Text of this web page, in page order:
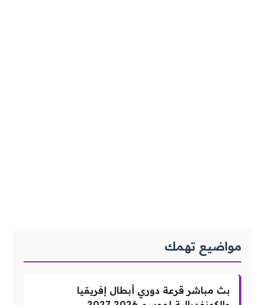
مواضيع تهمك
بث مباشر قرعة دوري أبطال إفريقيا